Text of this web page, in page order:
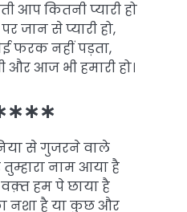
आप कितनी प्यारी हो
जान से प्यारी हो,
फरक नहीं पड़ता,
आज भी हमारी हो।
से गुजरने वाले
नाम आया है
हम पे छाया है
नशा है या कुछ और